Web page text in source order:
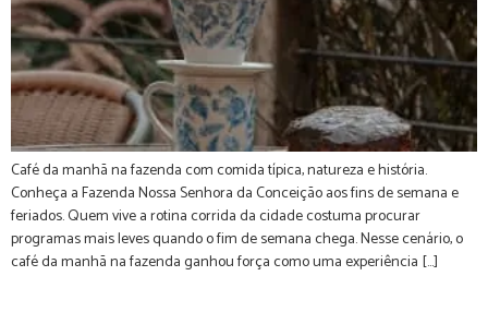
Café da manhã na fazenda com comida típica, natureza e história.
Conheça a Fazenda Nossa Senhora da Conceição aos fins de semana e
feriados. Quem vive a rotina corrida da cidade costuma procurar
programas mais leves quando o fim de semana chega. Nesse cenário, o
café da manhã na fazenda ganhou força como uma experiência […]